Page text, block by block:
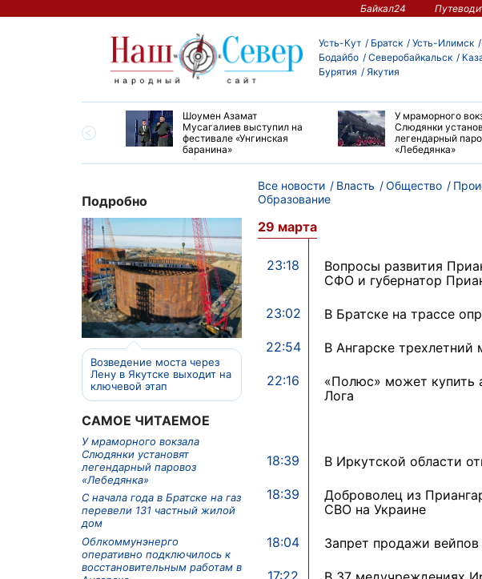
Байкал24
Усть-Кут Братск Усть-Илимск
Бодайбо
Северобайкальск
Бурятия
Якутия
свой высокий
на конгрессе в
Шоумен Азамат
Мусагалиев выступил на
фестивале «Унгинская
баранина»
У мраморного
Слюдянки
легендарный
«Лебедянка»
Подробно
Возведение моста через
Лену в Якутске выходит на
ключевой этап
САМОЕ ЧИТАЕМОЕ
У мраморного вокзала
Слюдянки установят
легендарный паровоз
«Лебедянка»
С начала года в Братске на газ
перевели 131 частный жилой
дом
Облкоммунэнерго
оперативно подключилось к
восстановительным работам в
Все новости Власть Общество
Образование
29 марта
23:18
Вопросы развития
СФО и губернатор
23:02 В Братске на трассе
22:54 В Ангарске трехлетний
22:16
«Полюс» может купить
Лога
18:39 В Иркутской области
18:39
Доброволец из
СВО на Украине
18:04 Запрет продажи
17:22